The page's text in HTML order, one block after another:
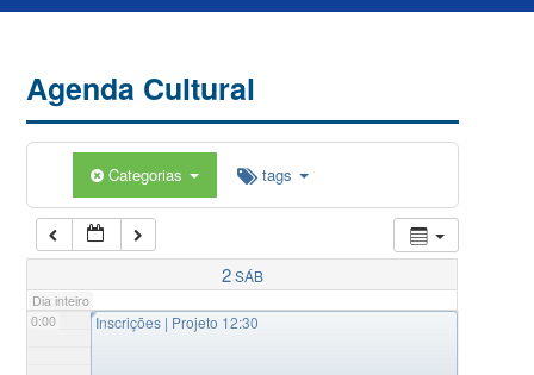
Agenda Cultural
Categorias tags
2SÁB
Dia inteiro
0:00
◤Inscrições | Projeto 12:30